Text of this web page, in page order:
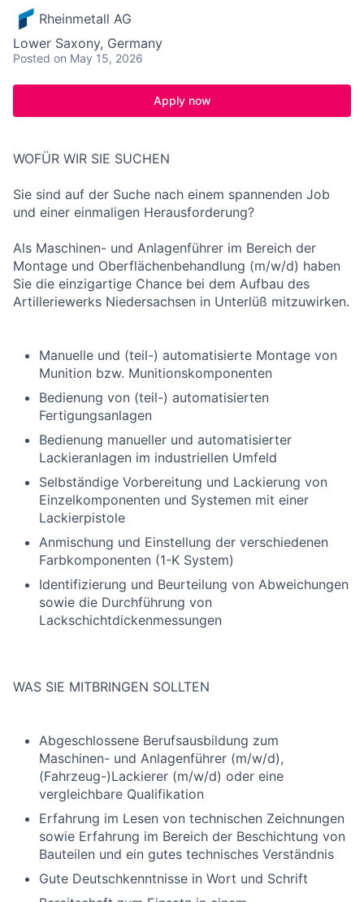
Rheinmetall AG
Lower Saxony, Germany
Posted on May 15, 2026
Apply now
WOFÜR WIR SIE SUCHEN
Sie sind auf der Suche nach einem spannenden Job
und einer einmaligen Herausforderung?
Als Maschinen- und Anlagenführer im Bereich der
Montage und Oberflächenbehandlung (m/w/d) haben
Sie die einzigartige Chance bei dem Aufbau des
Artilleriewerks Niedersachsen in Unterlüß mitzuwirken.
Manuelle und (teil-) automatisierte Montage von
Munition bzw. Munitionskomponenten
Bedienung von (teil-) automatisierten
Fertigungsanlagen
Bedienung manueller und automatisierter
Lackieranlagen im industriellen Umfeld
Selbständige Vorbereitung und Lackierung von
Einzelkomponenten und Systemen mit einer
Lackierpistole
Anmischung und Einstellung der verschiedenen
Farbkomponenten (1-K System)
Identifizierung und Beurteilung von Abweichungen
sowie die Durchführung von
Lackschichtdickenmessungen
WAS SIE MITBRINGEN SOLLTEN
Abgeschlossene Berufsausbildung zum
Maschinen- und Anlagenführer (m/w/d),
(Fahrzeug-)Lackierer (m/w/d) oder eine
vergleichbare Qualifikation
Erfahrung im Lesen von technischen Zeichnungen
sowie Erfahrung im Bereich der Beschichtung von
Bauteilen und ein gutes technisches Verständnis
Gute Deutschkenntnisse in Wort und Schrift